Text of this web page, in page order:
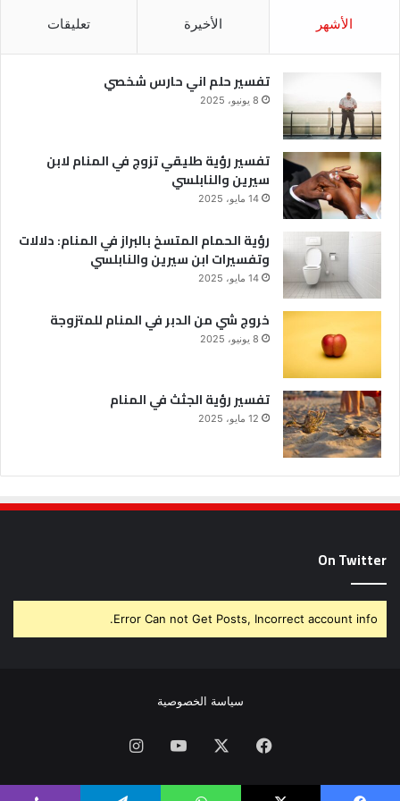
الأشهر الأخيرة تعليقات
تفسير حلم اني حارس شخصي
8 يونيو، 2025
تفسير رؤية طليقي تزوج في المنام لابن
سيرين والنابلسي
14 مايو، 2025
رؤية الحمام المتسخ بالبراز في المنام: دلالات
وتفسيرات ابن سيرين والنابلسي
14 مايو، 2025
خروج شي من الدبر في المنام للمتزوجة
8 يونيو، 2025
تفسير رؤية الجثث في المنام
12 مايو، 2025
On Twitter
Error Can not Get Posts, Incorrect account info.
سياسة الخصوصية
فيسبوك يوتيوبانستقرام